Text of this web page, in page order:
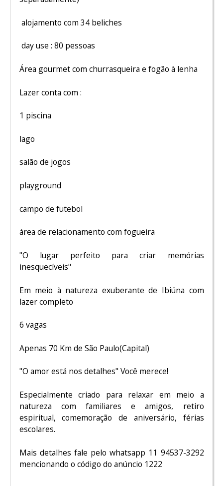
alojamento com 34 beliches
day use : 80 pessoas
Área gourmet com churrasqueira e fogão à lenha
Lazer conta com :
1 piscina
lago
salão de jogos
playground
campo de futebol
área de relacionamento com fogueira
"O lugar perfeito para criar memórias
inesquecíveis"
Em meio à natureza exuberante de Ibiúna com
lazer completo
6 vagas
Apenas 70 Km de São Paulo(Capital)
"O amor está nos detalhes" Você merece!
Especialmente criado para relaxar em meio a
natureza com familiares e amigos, retiro
espiritual, comemoração de aniversário, férias
escolares.
Mais detalhes fale pelo whatsapp 11 94537-3292
mencionando o código do anúncio 1222